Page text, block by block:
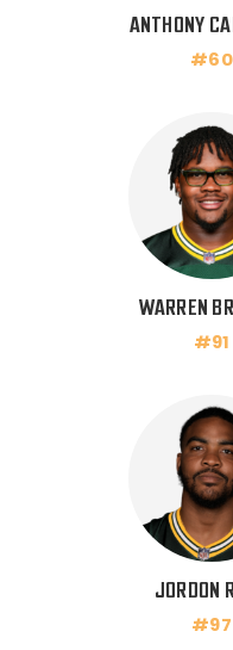
ANTHONY
#60
WARREN
#91
JORDON
#97